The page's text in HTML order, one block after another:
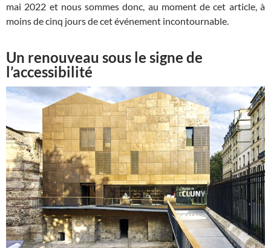
mai 2022 et nous sommes donc, au moment de cet article, à
moins de cinq jours de cet événement incontournable.
Un renouveau sous le signe de
l’accessibilité